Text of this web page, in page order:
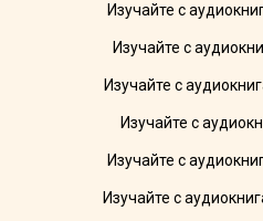
Изучайте с
Изучайте с
Изучайте с
Изучайте с
Изучайте с
Изучайте с